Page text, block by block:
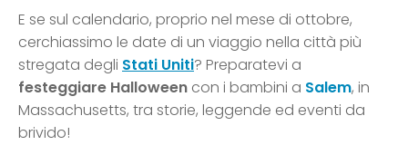
E se sul calendario, proprio nel mese di ottobre,
cerchiassimo le date di un viaggio nella città più
stregata degli Stati Uniti? Preparatevi a
festeggiare Halloween con i bambini a Salem, in
Massachusetts, tra storie, leggende ed eventi da
brivido!